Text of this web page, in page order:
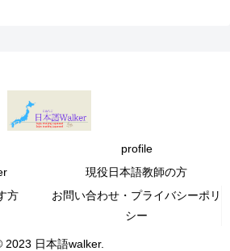
profile
現役日本語教師の方
方
お問い合わせ・プライバシーポリ
シー
2023 日本語walker.